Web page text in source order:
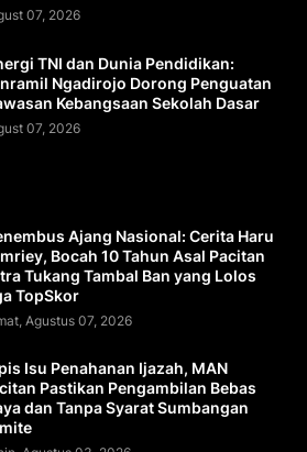
07, 2026
TNI dan Dunia Pendidikan:
Ngadirojo Dorong Penguatan
Kebangsaan Sekolah Dasar
07, 2026
Ajang Nasional: Cerita Haru
Bocah 10 Tahun Asal Pacitan
Tukang Tambal Ban yang Lolos
TopSkor
Agustus 07, 2026
Isu Penahanan Ijazah, MAN
Pastikan Pengambilan Bebas
dan Tanpa Syarat Sumbangan